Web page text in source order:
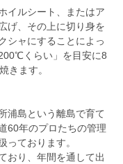
イルシート、またはア
げ、その上に切り身を
シャにすることによっ
くらい」を目安に8
きます。
浦島という離島で育て
60年のプロたちの管理
っております。
おり、年間を通して出